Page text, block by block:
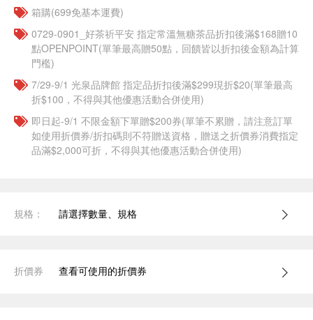
箱購(699免基本運費)
​​0729-0901_好茶祈平安 指定常溫無糖茶品折扣後滿$168贈10
點OPENPOINT(單筆最高贈50點，回饋皆以折扣後金額為計算
門檻)
7/29-9/1 光泉品牌館 指定品折扣後滿$299現折$20(單筆最高
折$100，不得與其他優惠活動合併使用)
即日起-9/1 不限金額下單贈$200券(單筆不累贈，請注意訂單
如使用折價券/折扣碼則不符贈送資格，贈送之折價券消費指定
品滿$2,000可折，不得與其他優惠活動合併使用)
規格： 請選擇數量、規格
折價券 查看可使用的折價券